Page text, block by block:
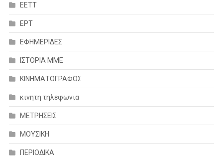
ΕΕΤΤ
ΕΡΤ
ΕΦΗΜΕΡΙΔΕΣ
ΙΣΤΟΡΙΑ ΜΜΕ
ΚΙΝΗΜΑΤΟΓΡΑΦΟΣ
κινητη τηλεφωνια
ΜΕΤΡΗΣΕΙΣ
ΜΟΥΣΙΚΗ
ΠΕΡΙΟΔΙΚΑ